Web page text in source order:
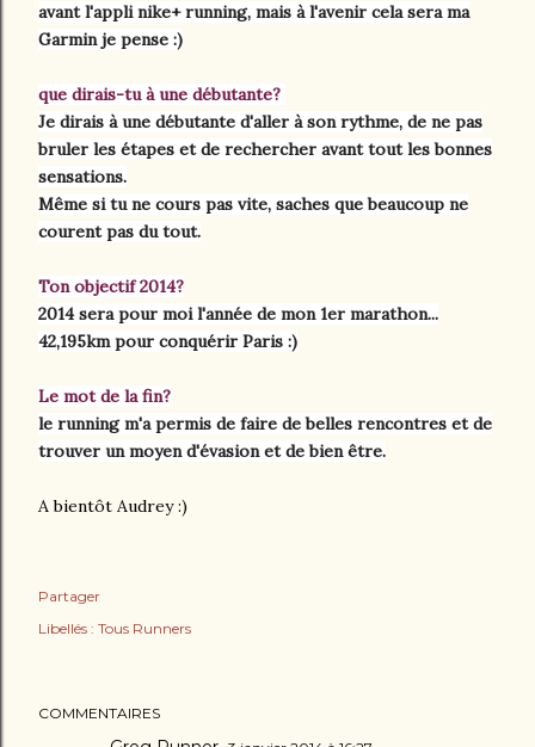
avant l'appli nike+ running, mais à l'avenir cela sera ma
Garmin je pense :)
que dirais-tu à une débutante?
Je dirais à une débutante d'aller à son rythme, de ne pas
bruler les étapes et de rechercher avant tout les bonnes
sensations.
Même si tu ne cours pas vite, saches que beaucoup ne
courent pas du tout.
Ton objectif 2014?
2014 sera pour moi l'année de mon 1er marathon...
42,195km pour conquérir Paris :)
Le mot de la fin?
le running m'a permis de faire de belles rencontres et de
trouver un moyen d'évasion et de bien être.
A bientôt Audrey :)
Partager
Libellés : Tous Runners
COMMENTAIRES